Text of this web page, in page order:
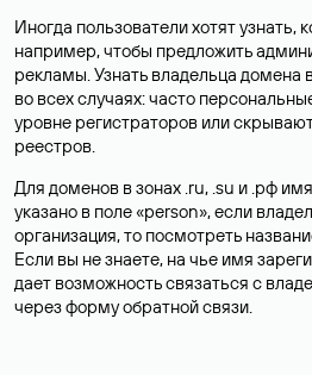
Иногда пользователи хотят узнать,
например, чтобы предложить
рекламы. Узнать владельца
во всех случаях: часто
уровне регистраторов или
реестров.
Для доменов в зонах .ru, .su и .рф
указано в поле «person», если
организация, то посмотреть
Если вы не знаете, на чье имя
дает возможность связаться с
через форму обратной связи.